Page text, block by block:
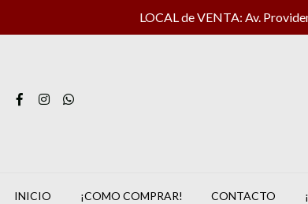
LOCAL de VENTA: Av.
INICIO ¡COMO COMPRAR! CONTACTO